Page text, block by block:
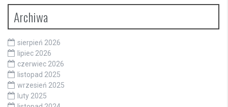
Archiwa
sierpień 2026
lipiec 2026
czerwiec 2026
listopad 2025
wrzesień 2025
luty 2025